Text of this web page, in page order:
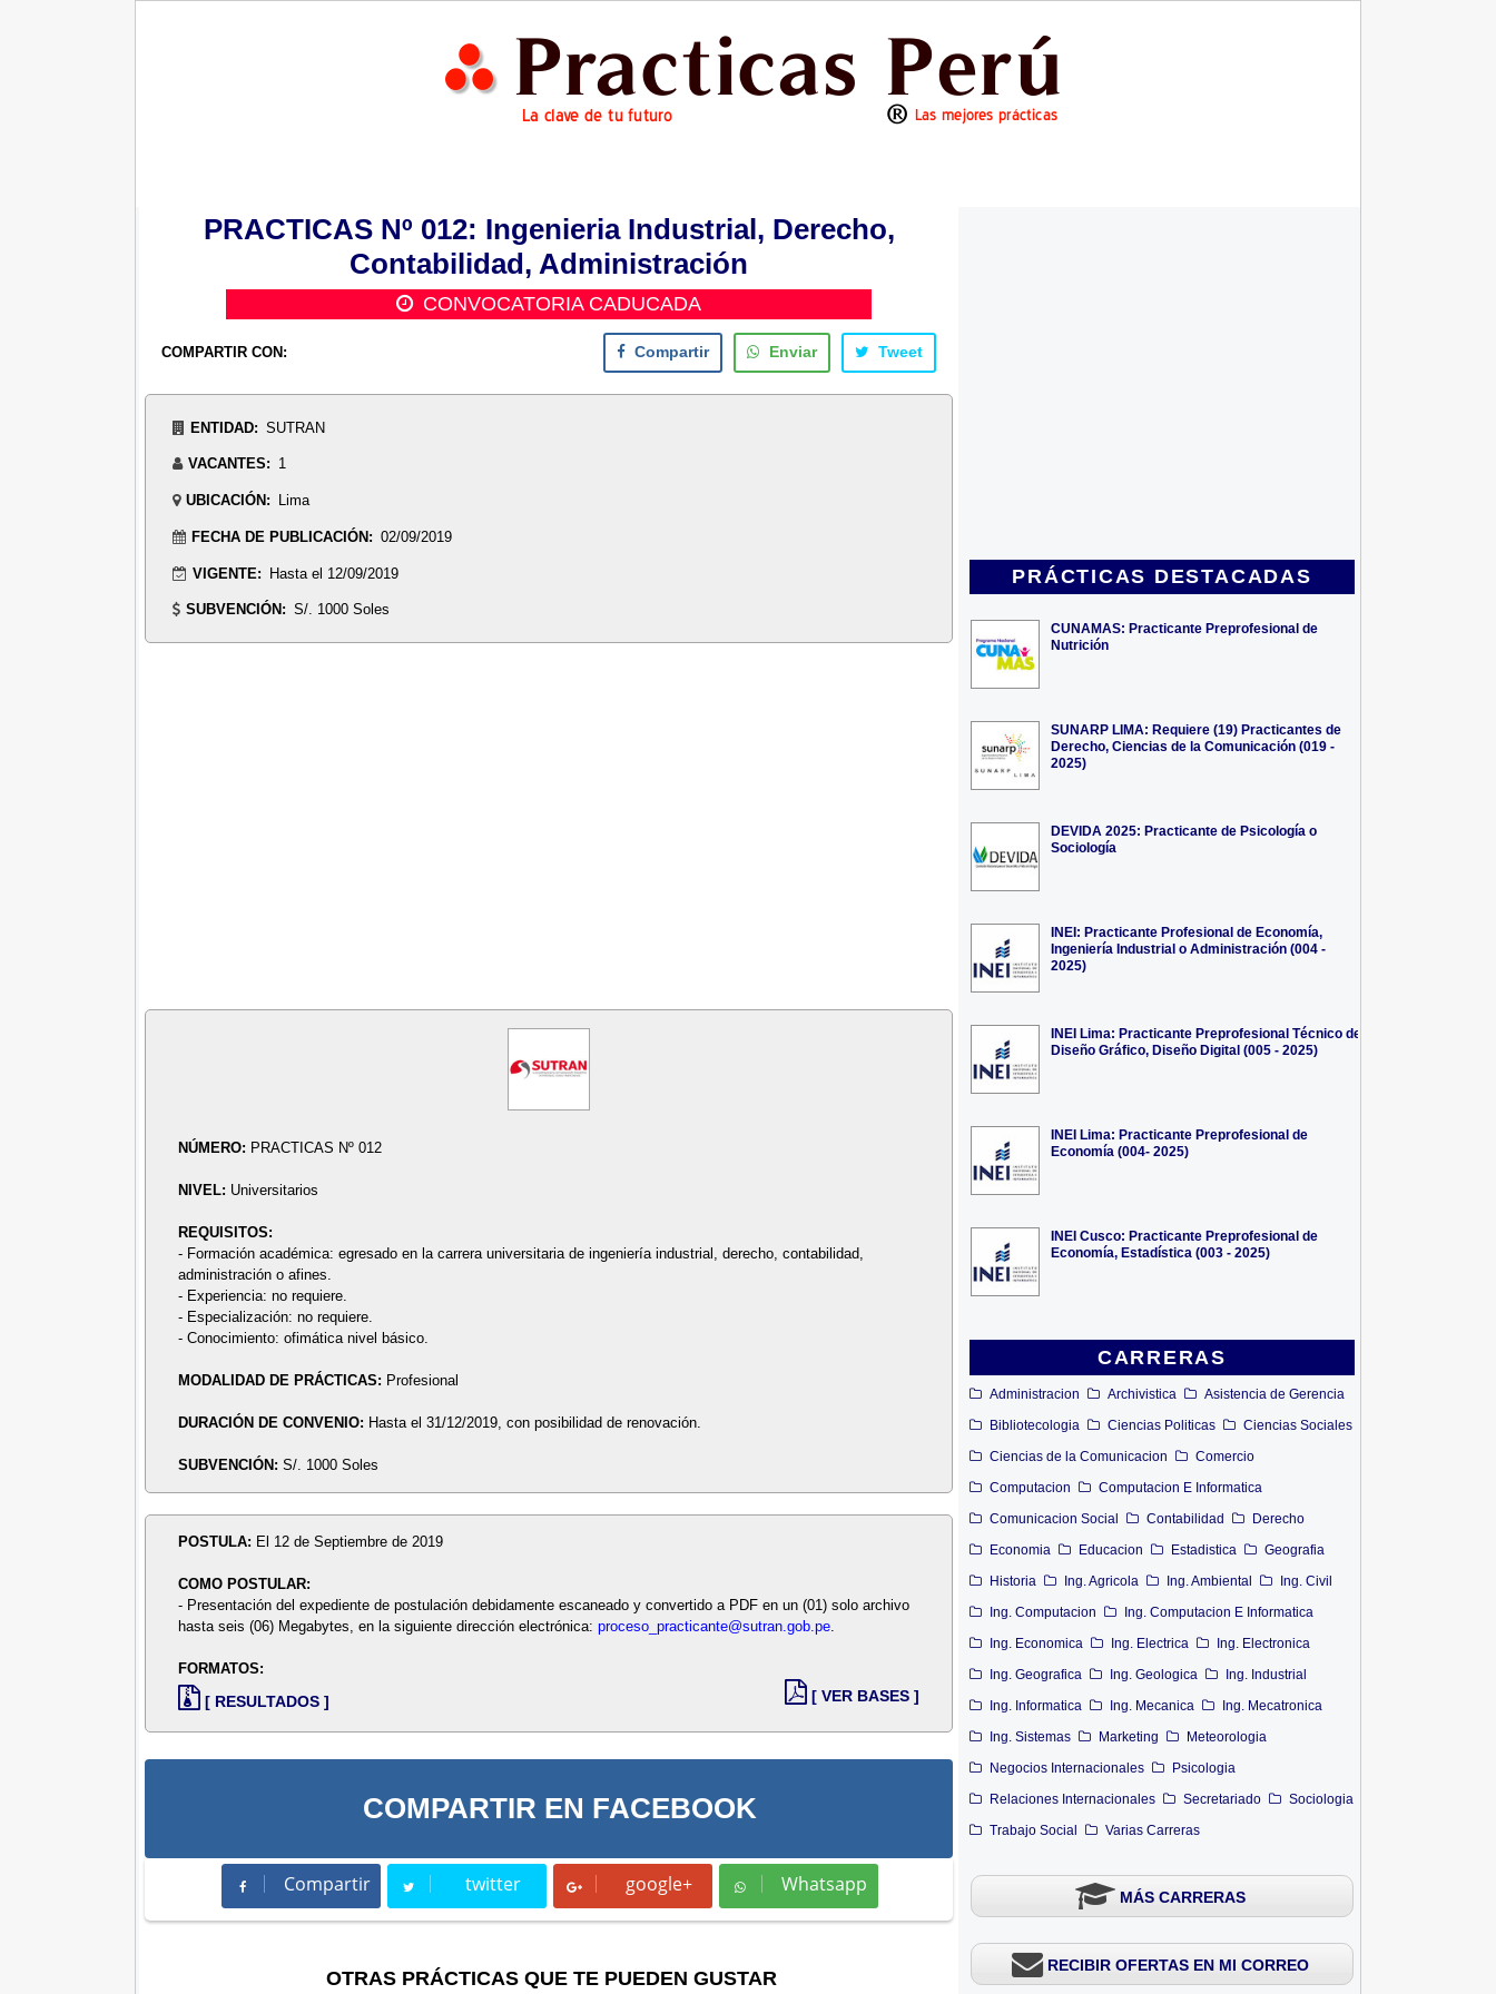
PRÁCTICAS DESTACADAS
CUNAMAS: Practicante Preprofesional de
Nutrición
SUNARP LIMA: Requiere (19) Practicantes de
Derecho, Ciencias de la Comunicación (019 -
2025)
DEVIDA 2025: Practicante de Psicología o
Sociología
INEI: Practicante Profesional de Economía,
Ingeniería Industrial o Administración (004 -
2025)
INEI Lima: Practicante Preprofesional Técnico de
Diseño Gráfico, Diseño Digital (005 - 2025)
INEI Lima: Practicante Preprofesional de
Economía (004- 2025)
INEI Cusco: Practicante Preprofesional de
Economía, Estadística (003 - 2025)
CARRERAS
Administracion Archivistica
Asistencia de Gerencia
Bibliotecologia
Ciencias Politicas
Ciencias Sociales
Ciencias de la Comunicacion
Comercio
Computacion
Computacion E Informatica
Comunicacion Social
Contabilidad
Derecho
Economia
Educacion Estadistica
Geografia
Historia
Ing. Agricola Ing. Ambiental
Ing. Civil
Ing. Computacion
Ing. Computacion E Informatica
Ing. Economica
Ing. Electrica
Ing. Electronica
Ing. Geografica
Ing. Geologica
Ing. Industrial
Ing. Informatica
Ing. Mecanica
Ing. Mecatronica
Ing. Sistemas
Marketing
Meteorologia
Negocios Internacionales
Psicologia
Relaciones Internacionales
Secretariado
Sociologia
Trabajo Social
Varias Carreras
MÁS CARRERAS
RECIBIR OFERTAS EN MI CORREO
PRACTICAS Nº 012: Ingenieria Industrial, Derecho,
Contabilidad, Administración
CONVOCATORIA CADUCADA
COMPARTIR CON: Compartir Enviar Tweet
ENTIDAD: SUTRAN
VACANTES: 1
UBICACIÓN: Lima
FECHA DE PUBLICACIÓN: 02/09/2019
VIGENTE: Hasta el 12/09/2019
SUBVENCIÓN: S/. 1000 Soles
NÚMERO: PRACTICAS Nº 012
NIVEL: Universitarios
REQUISITOS:
- Formación académica: egresado en la carrera universitaria de ingeniería industrial, derecho, contabilidad,
administración o afines.
- Experiencia: no requiere.
- Especialización: no requiere.
- Conocimiento: ofimática nivel básico.
MODALIDAD DE PRÁCTICAS: Profesional
DURACIÓN DE CONVENIO: Hasta el 31/12/2019, con posibilidad de renovación.
SUBVENCIÓN:S/. 1000 Soles
POSTULA: El 12 de Septiembre de 2019
COMO POSTULAR:
- Presentación del expediente de postulación debidamente escaneado y convertido a PDF en un (01) solo archivo
hasta seis (06) Megabytes, en la siguiente dirección electrónica:proceso_practicante@sutran.gob.pe.
FORMATOS:
[ RESULTADOS ] [ VER BASES ]
COMPARTIR EN FACEBOOK
Compartir
Compartir twitter
Tweet google+ Whatsapp
Whatsapp
OTRAS PRÁCTICAS QUE TE PUEDEN GUSTAR